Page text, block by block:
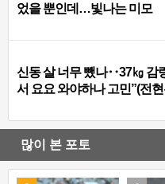
었을 뿐인데…빛나는 미모
신동 살 너무 뺐나‥37㎏ 감
서 요요 와야하나 고민”(전
많이 본 포토